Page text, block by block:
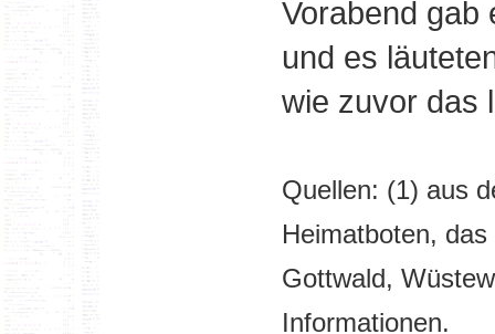
Vorabend gab
und es
wie zuvor das
Quellen: (1) aus
Heimatboten,
Gottwald,
Informationen.